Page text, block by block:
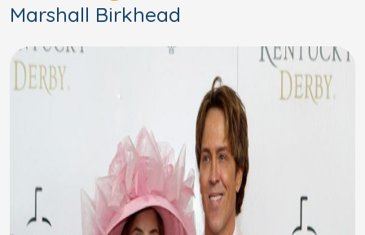
Marshall Birkhead